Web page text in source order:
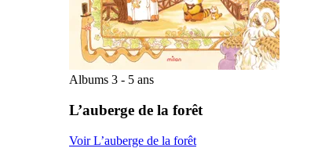
Albums 3 - 5 ans
L’auberge de la forêt
Voir L’auberge de la forêt